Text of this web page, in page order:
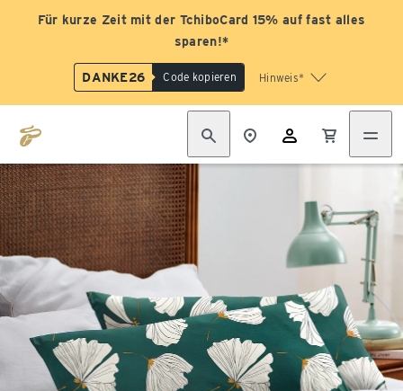
Für kurze Zeit mit der TchiboCard 15% auf fast alles
sparen!*
DANKE26 Code kopieren Hinweis*